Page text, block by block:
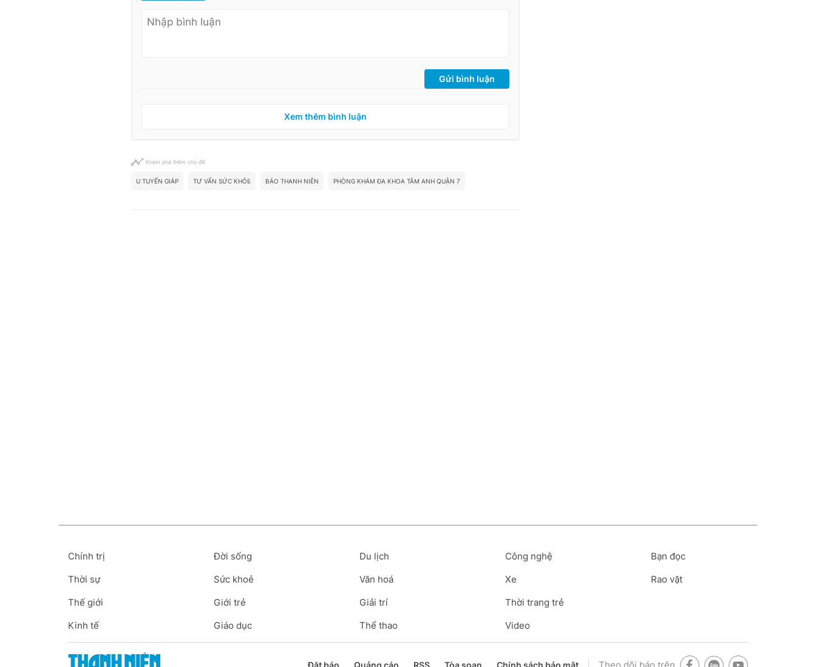
Gửi bình luận
Xem thêm bình luận
Khám phá thêm chủ đề
U TUYẾN GIÁP TƯ VẤN SỨC KHỎE BÁO THANH NIÊN PHÒNG KHÁM ĐA KHOA TÂM ANH QUẬN 7
Chính trị
Thời sự
Thế giới
Kinh tế
Đời sống
Sức khoẻ
Giới trẻ
Giáo dục
Du lịch
Văn hoá
Giải trí
Thể thao
Công nghệ
Xe
Thời trang trẻ
Video
Bạn đọc
Rao vặt